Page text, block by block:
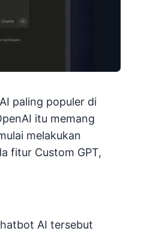
paling populer di
itu memang
melakukan
fitur Custom GPT,
AI tersebut